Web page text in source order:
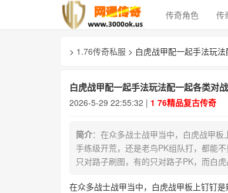
传奇角色 传
> 1.76传奇私服 > 白虎战甲配一起手法玩
白虎战甲配一起手法玩法配一起各类对
2026-5-29 22:55:32 | 1 76精品复古传奇
简介：在众多战士战甲当中，白虎战甲
手练级开荒，还是老鸟PK组队打，都能
只对路子刷图，有的只对路子PK，而白
在众多战士战甲当中，白虎战甲板上钉钉